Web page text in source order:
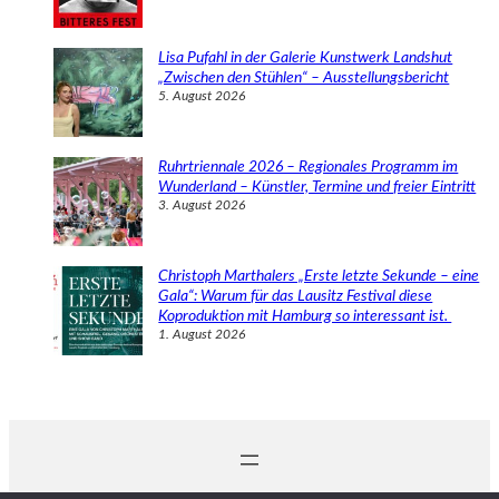
Lisa Pufahl in der Galerie Kunstwerk Landshut
„Zwischen den Stühlen“ – Ausstellungsbericht
5. August 2026
Ruhrtriennale 2026 – Regionales Programm im
Wunderland – Künstler, Termine und freier Eintritt
3. August 2026
Christoph Marthalers „Erste letzte Sekunde – eine
Gala“: Warum für das Lausitz Festival diese
Koproduktion mit Hamburg so interessant ist.
1. August 2026